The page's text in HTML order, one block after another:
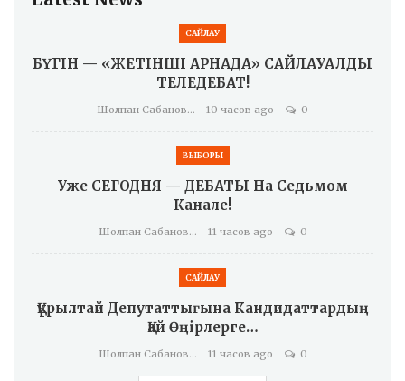
САЙЛАУ
БҮГІН — «ЖЕТІНШІ АРНАДА» САЙЛАУАЛДЫ
ТЕЛЕДЕБАТ!
Шолпан Сабанова 10 часов ago 0
ВЫБОРЫ
Уже СЕГОДНЯ — ДЕБАТЫ На Седьмом
Канале!
Шолпан Сабанова 11 часов ago 0
САЙЛАУ
Құрылтай Депутаттығына Кандидаттардың
Қай Өңірлерге…
Шолпан Сабанова 11 часов ago 0